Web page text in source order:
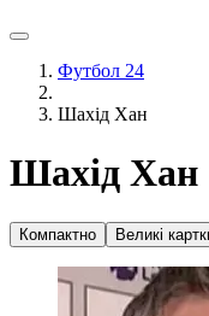
Футбол 24
Шахід Хан
Шахід Хан
Компактно Великі